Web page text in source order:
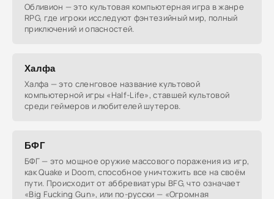
Обливион — это культовая компьютерная игра в жанре
RPG, где игроки исследуют фэнтезийный мир, полный
приключений и опасностей.
Халфа
Халфа — это сленговое название культовой
компьютерной игры «Half-Life», ставшей культовой
среди геймеров и любителей шутеров.
БФГ
БФГ — это мощное оружие массового поражения из игр,
как Quake и Doom, способное уничтожить все на своём
пути. Происходит от аббревиатуры BFG, что означает
«Big Fucking Gun», или по-русски — «Огромная